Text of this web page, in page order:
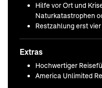
Hilfe vor Ort und
Naturkatastrophen
Restzahlung erst
Extras
Hochwertiger
America Unlimited